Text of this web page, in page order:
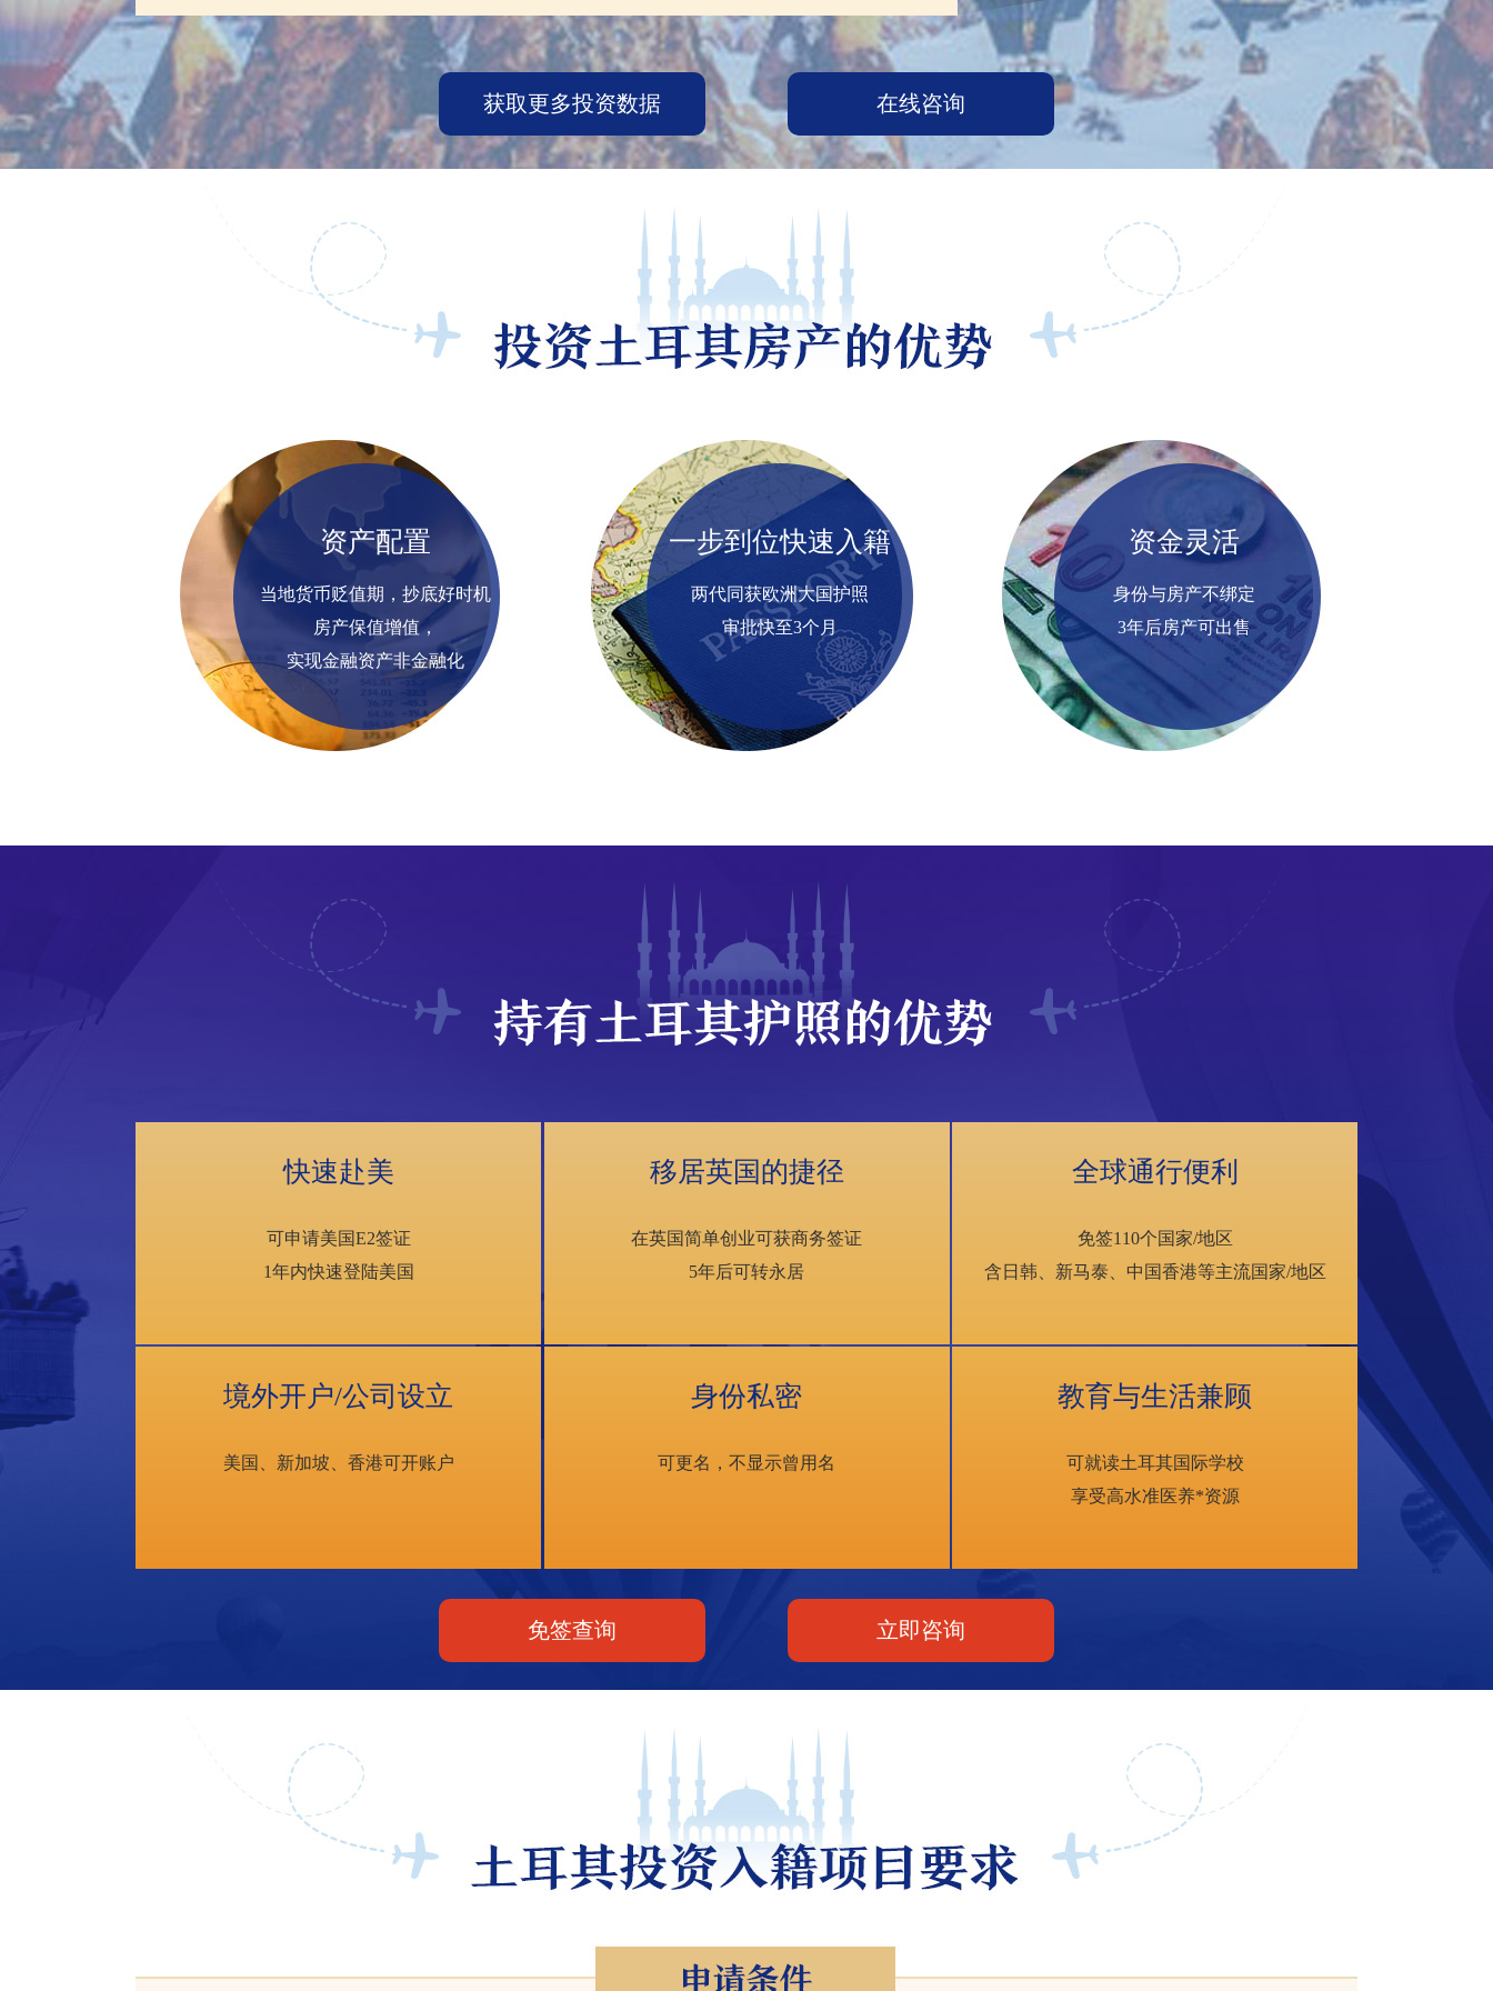
获取更多投资数据 在线咨询
资产配置
当地货币贬值期，抄底好时机
房产保值增值，
实现金融资产非金融化
一步到位快速入籍
两代同获欧洲大国护照
审批快至3个月
资金灵活
身份与房产不绑定
3年后房产可出售
快速赴美
可申请美国E2签证
1年内快速登陆美国
移居英国的捷径
在英国简单创业可获商务签证
5年后可转永居
全球通行便利
免签110个国家/地区
含日韩、新马泰、中国香港等主流国家/地区
境外开户/公司设立
美国、新加坡、香港可开账户
身份私密
可更名，不显示曾用名
教育与生活兼顾
可就读土耳其国际学校
享受高水准医养*资源
免签查询 立即咨询